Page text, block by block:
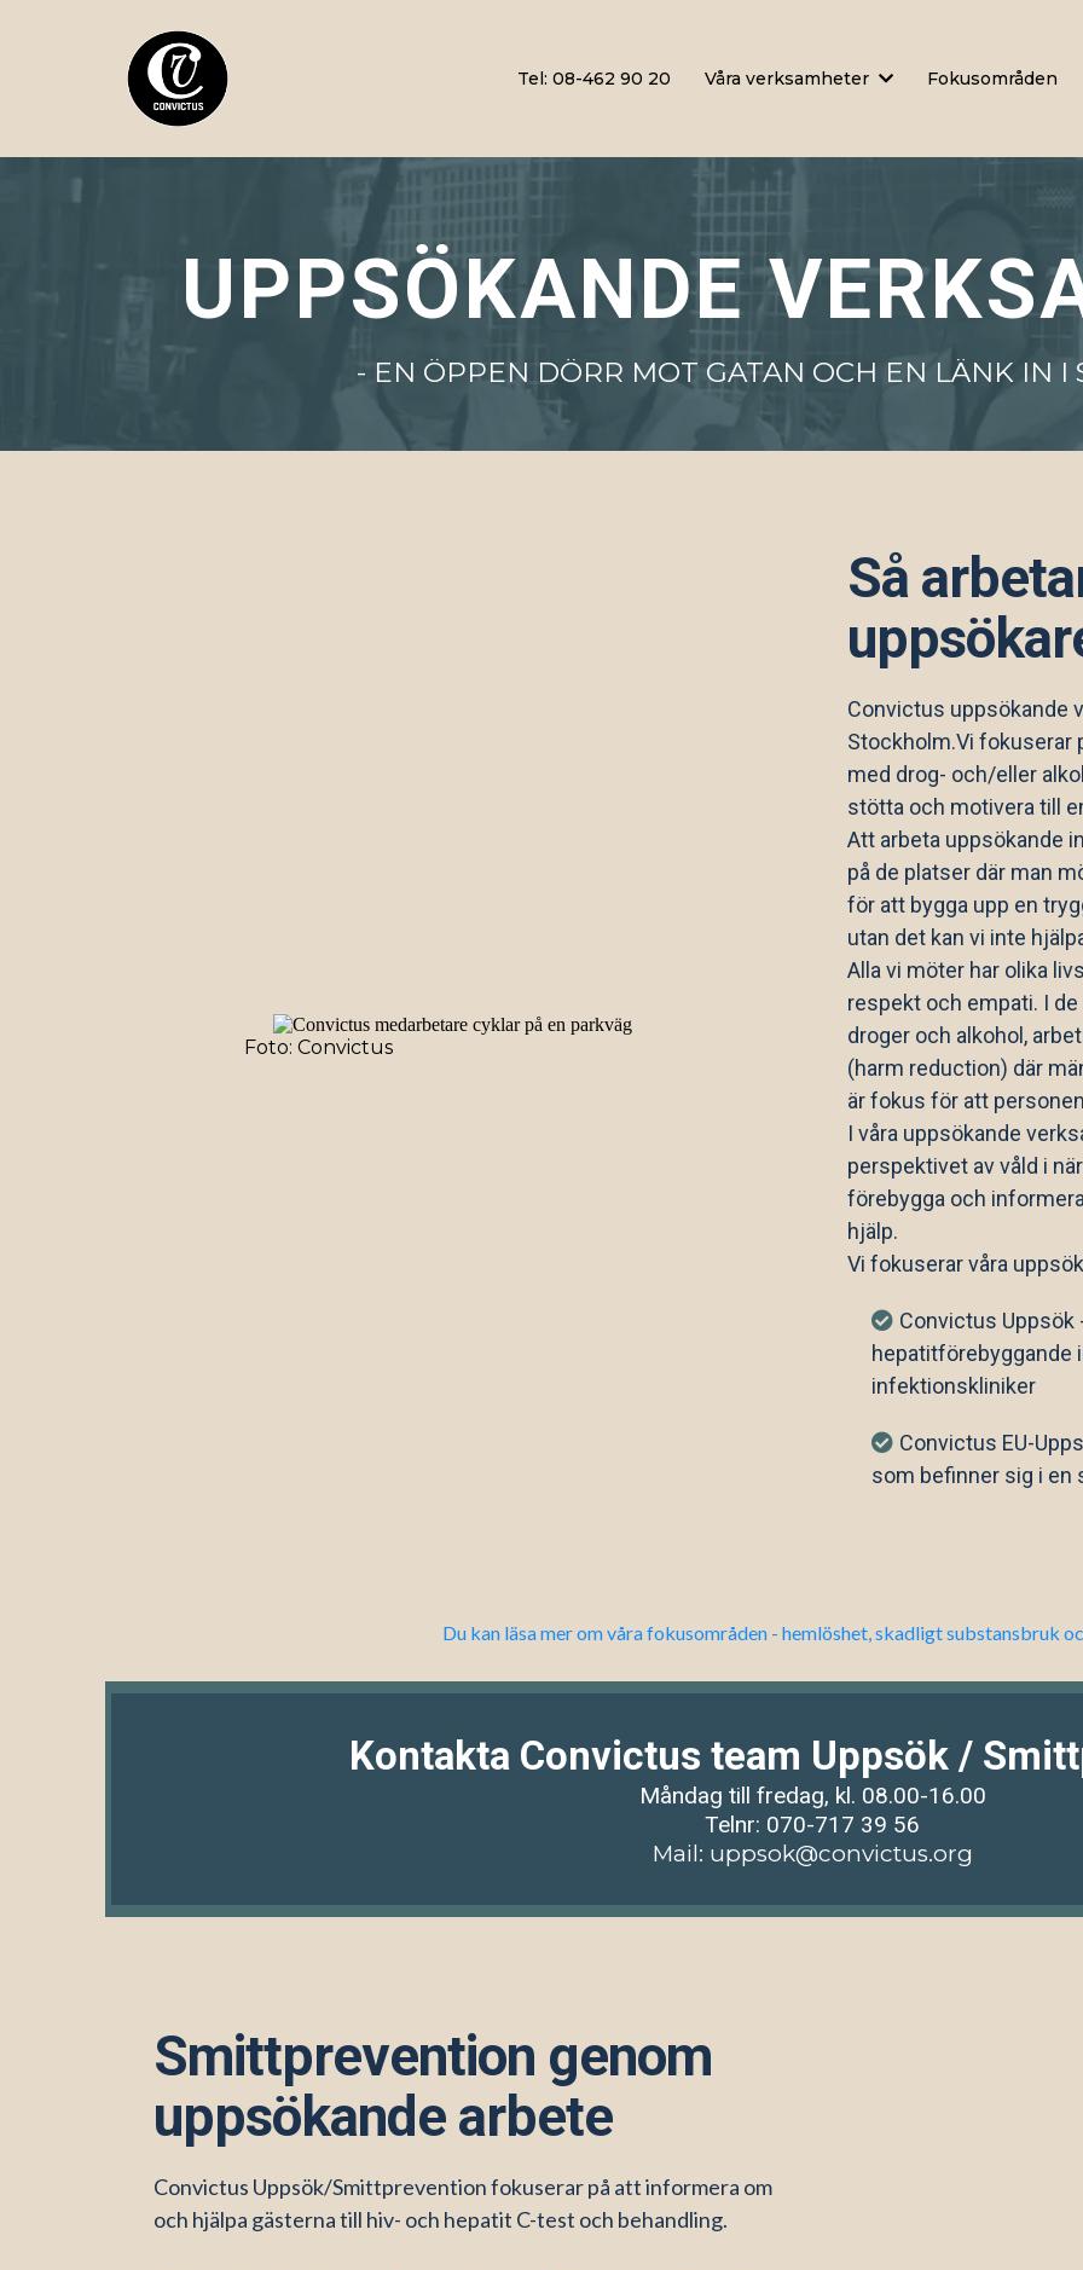
Tel: 08-462 90 20 Våra verksamheter Fokusområden
UPPSÖKANDE
- EN ÖPPEN DÖRR MOT GATAN OCH EN LÄNK IN I
Foto: Convictus
Så
Convictus uppsökande
Stockholm.Vi fokuserar
med drog- och/eller
stötta och motivera till
Att arbeta uppsökande
på de platser där man
för att bygga upp en
utan det kan vi inte
Alla vi möter har olika
respekt och empati. I
droger och alkohol,
(harm reduction) där
är fokus för att
I våra uppsökande
perspektivet av våld i
förebygga och
hjälp.
Vi fokuserar våra
Convictus
hepatitförebyggande
infektionskliniker
Convictus EU-
som befinner sig i
Du kan läsa mer om våra fokusområden - hemlöshet, skadligt substansbruk
Kontakta Convictus team Uppsök /
Måndag till fredag, kl. 08.00-16.00
Telnr: 070-717 39 56
Mail: uppsok@convictus.org
Smittprevention genom
uppsökande arbete
Convictus Uppsök/Smittprevention fokuserar på att informera om
och hjälpa gästerna till hiv- och hepatit C-test och behandling.